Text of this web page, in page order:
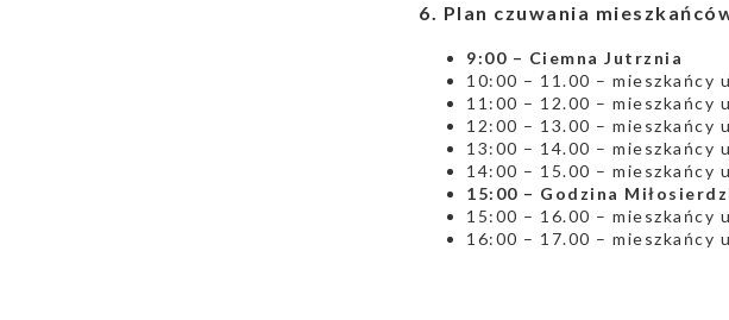
6. Plan czuwania
9:00 – Ciemna Jutrznia
10:00 – 11.00 – mieszkańcy
11:00 – 12.00 – mieszkańcy
12:00 – 13.00 – mieszkańcy
13:00 – 14.00 – mieszkańcy
14:00 – 15.00 – mieszkańcy
15:00 – Godzina
15:00 – 16.00 – mieszkańcy
16:00 – 17.00 – mieszkańcy